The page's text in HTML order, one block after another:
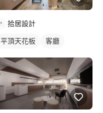
拾居設計
平頂天花板 客廳